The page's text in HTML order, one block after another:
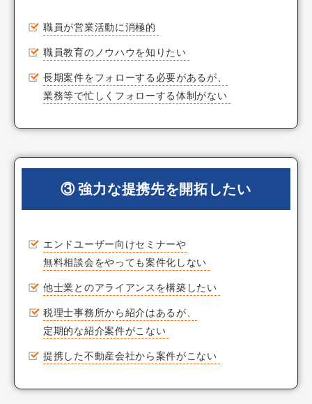
職員が営業活動に消極的
職員教育のノウハウを知りたい
長期案件をフォローする必要があるが、
業務等で忙しくフォローする体制がない
③ 強力な提携先を開拓したい
エンドユーザー向けセミナーや
無料相談会をやっても案件化しない
他士業とのアライアンスを構築したい
税理士事務所から紹介はあるが、
定期的な紹介案件がこない
提携した不動産会社から案件がこない